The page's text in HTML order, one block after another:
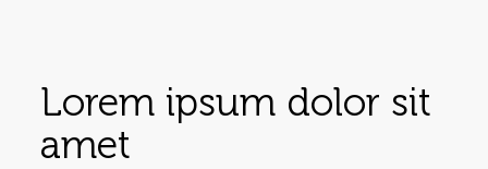
Lorem ipsum dolor sit
amet